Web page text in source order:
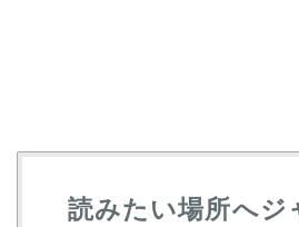
読みたい場所へジ